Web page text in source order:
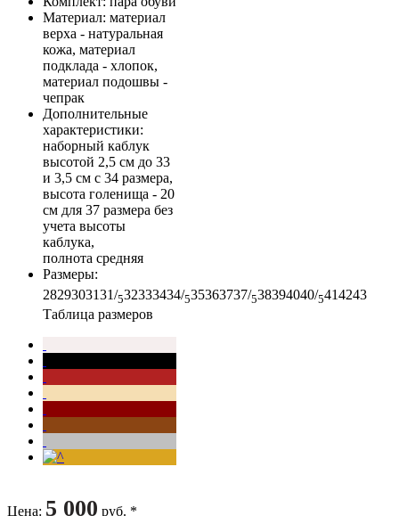
Материал: материал
верха - натуральная
кожа, материал
подклада - хлопок,
материал подошвы -
чепрак
Дополнительные
характеристики:
наборный каблук
высотой 2,5 см до 33
и 3,5 см с 34 размера,
высота голенища - 20
см для 37 размера без
учета высоты
каблука,
полнота средняя
Размеры:
2829303131/532333434/535363737/538394040/5414243
Таблица размеров
Цена: 5 000 руб. *